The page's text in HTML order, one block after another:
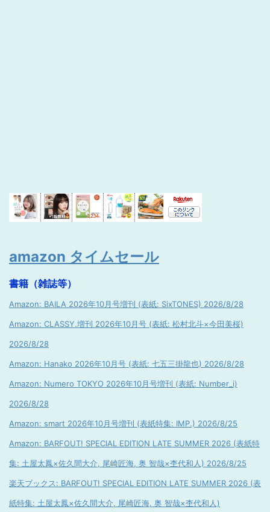
amazon タイムセール
書籍（雑誌等）
Amazon: BAILA 2026年10月号増刊 (表紙: SixTONES) 2026/8/28
Amazon: CLASSY.増刊 2026年10月号 (表紙: 松村北斗×今田美桜)
2026/8/28
Amazon: Hanako 2026年10月号 (表紙: 七五三掛龍也) 2026/8/28
Amazon: Numero TOKYO 2026年10月号増刊 (表紙: Number_i)
2026/8/28
Amazon: smart 2026年10月号増刊 (表紙特集: IMP.) 2026/8/25
Amazon: BARFOUT! SPECIAL EDITION LATE SUMMER 2026 (表紙特
集: 土屋太鳳×佐久間大介, 尾崎匠海, 奥 智哉×杢代和人) 2026/8/25
楽天ブックス: BARFOUT! SPECIAL EDITION LATE SUMMER 2026 (表
紙特集: 土屋太鳳×佐久間大介, 尾崎匠海, 奥 智哉×杢代和人)